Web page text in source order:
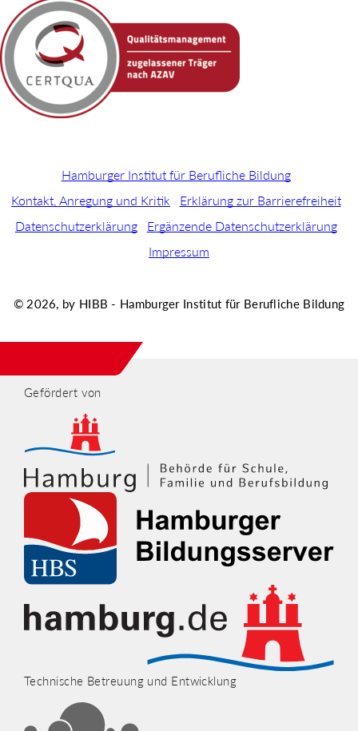
Hamburger Institut für Berufliche Bildung
Kontakt, Anregung und Kritik
Erklärung zur Barrierefreiheit
Datenschutzerklärung
Ergänzende Datenschutzerklärung
Impressum
© 2026, by HIBB - Hamburger Institut für Berufliche Bildung
Gefördert von
Technische Betreuung und Entwicklung